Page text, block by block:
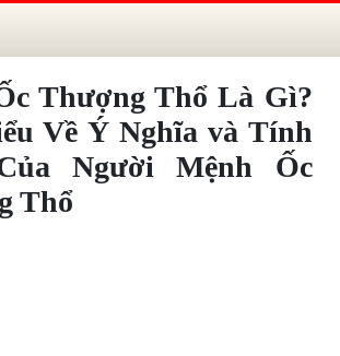
Thượng Thổ Là Gì?
Về Ý Nghĩa và Tính
Người Mệnh Ốc
Thổ